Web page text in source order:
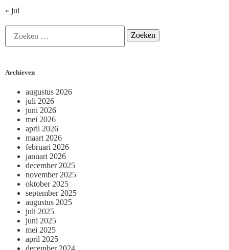
« jul
Archieven
augustus 2026
juli 2026
juni 2026
mei 2026
april 2026
maart 2026
februari 2026
januari 2026
december 2025
november 2025
oktober 2025
september 2025
augustus 2025
juli 2025
juni 2025
mei 2025
april 2025
december 2024